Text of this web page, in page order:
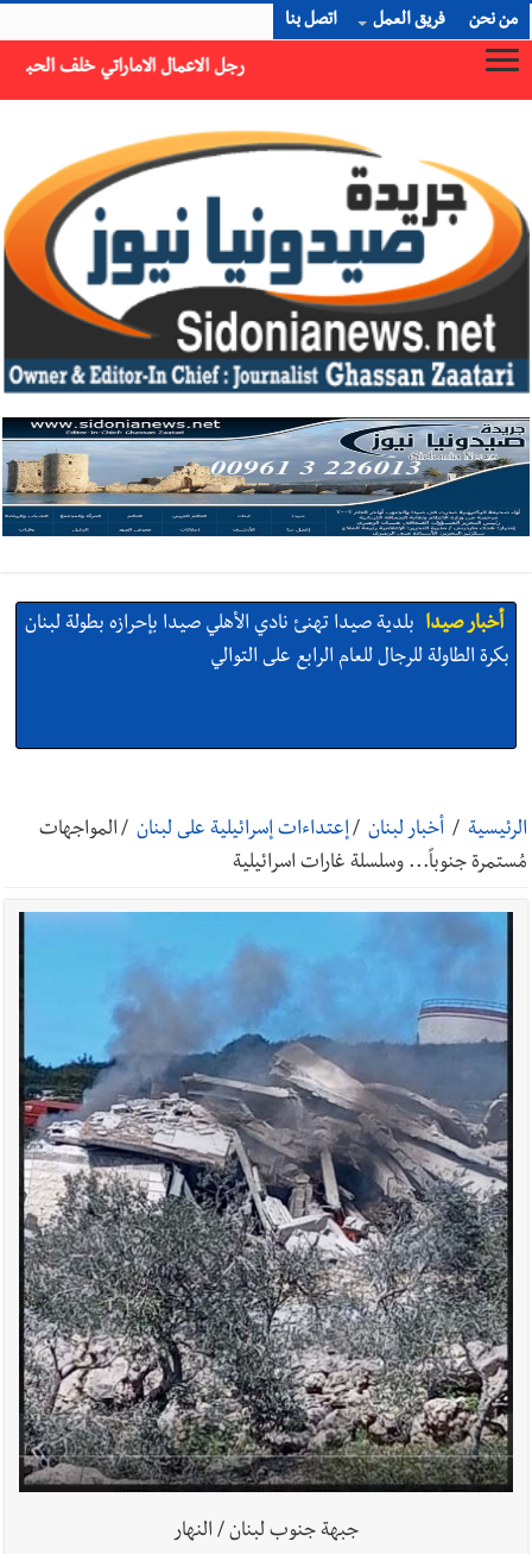
من نحن فريق العمل اتصل بنا
الاماراتي خلف الحبتور : 112 شهيداً شُيّعوا في ‫غزة‬ بعد أن بقوا تحت الأنقاض منذ عام 2023: أيُعقل أن يبقى الشعب الفلسطيني يعيش كل هذا الألم؟ وإلى متى تستمر هذه المعاناة التي تمزق القلوب والضمائر؟
أخبار صيدا بلدية صيدا تهنئ نادي الأهلي صيدا بإحرازه بطولة لبنان
بكرة الطاولة للرجال للعام الرابع على التوالي
أخبار صيدا عمر مرجان يتصل برئيس النادي الرياضي مهنئا بإحراز
البطولة
أخبار صيدا
مؤسسة مياه لبنان الجنوبي : انخفاض التغذية بالمياه
في صيدا نتيجة الانقطاع المتكرر لخط الخدمات الكهربائي
أخبار صيدا مفرزة صيدا القضائية توقف ثلاثة أشخاص بجرائم
استدراج وابتزاز واعتداء جنسي على قاصر
أخبار لبنان بالصور : قائد الجيش اللبناني العماد رودولف هيكل شدد
خلال استقباله قائد القوة المشتركة الألمانية اللواء Alexander
Sollfrank على ضرورة تعزيز التعاون بين الجيشَين
أخبار لبنان الطقس غدا صيفي معتاد والحرارة ضمن معدلاتها
الرئيسية / أخبار لبنان /إعتداءات إسرائيلية على لبنان / المواجهات
مُستمرة جنوباً... وسلسلة غارات اسرائيلية
جبهة جنوب لبنان / النهار